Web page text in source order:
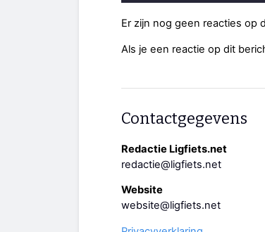
Er zijn nog geen reacties op
Als je een reactie op dit
Contactgegevens
Redactie Ligfiets.net
redactie@ligfiets.net
Website
website@ligfiets.net